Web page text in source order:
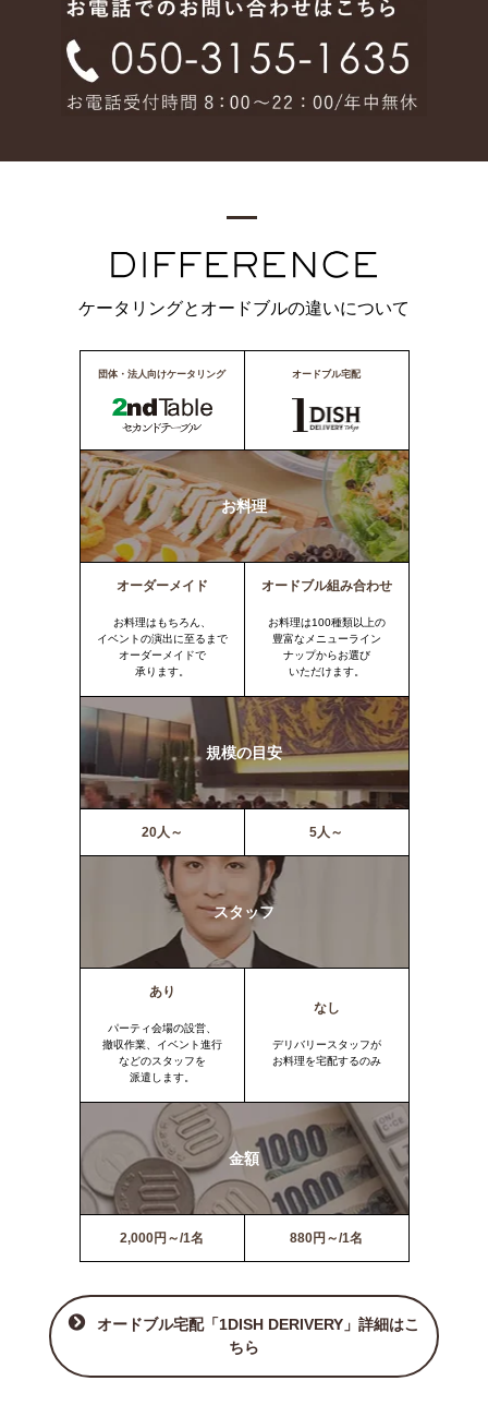
ケータリングとオードブルの違いについて
団体・法人向けケータリング オードブル宅配
お料理
オーダーメイド
お料理はもちろん、
イベントの演出に至るまで
オーダーメイドで
承ります。
オードブル組み合わせ
お料理は100種類以上の
豊富なメニューライン
ナップからお選び
いただけます。
規模の目安
20人～ 5人～
スタッフ
あり
パーティ会場の設営、
撤収作業、イベント進行
などのスタッフを
派遣します。
なし
デリバリースタッフが
お料理を宅配するのみ
金額
2,000円～/1名 880円～/1名
オードブル宅配「1DISH DERIVERY」詳細はこ
ちら